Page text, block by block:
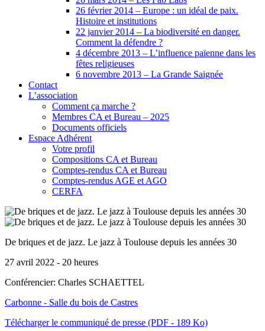
26 février 2014 – Europe : un idéal de paix.
Histoire et institutions
22 janvier 2014 – La biodiversité en danger.
Comment la défendre ?
4 décembre 2013 – L’influence païenne dans les
fêtes religieuses
6 novembre 2013 – La Grande Saignée
Contact
L’association
Comment ça marche ?
Membres CA et Bureau – 2025
Documents officiels
Espace Adhérent
Votre profil
Compositions CA et Bureau
Comptes-rendus CA et Bureau
Comptes-rendus AGE et AGO
CERFA
De briques et de jazz. Le jazz à Toulouse depuis les années 30
27 avril 2022 - 20 heures
Conférencier: Charles SCHAETTEL
Carbonne - Salle du bois de Castres
Télécharger le communiqué de presse (PDF - 189 Ko)